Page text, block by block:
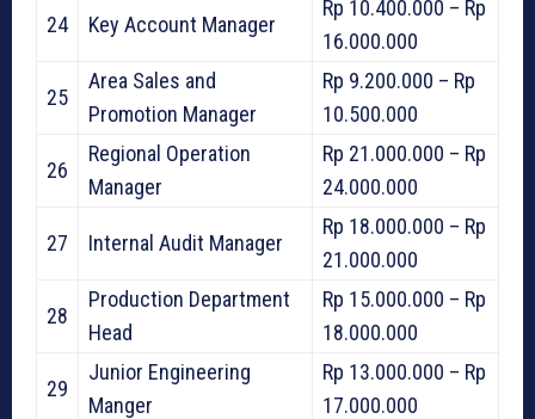
24 Key Account Manager
Rp 10.400.000 – Rp
16.000.000
25
Area Sales and
Promotion Manager
Rp 9.200.000 – Rp
10.500.000
26
Regional Operation
Manager
Rp 21.000.000 – Rp
24.000.000
27 Internal Audit Manager
Rp 18.000.000 – Rp
21.000.000
28
Production Department
Head
Rp 15.000.000 – Rp
18.000.000
29
Junior Engineering
Manger
Rp 13.000.000 – Rp
17.000.000